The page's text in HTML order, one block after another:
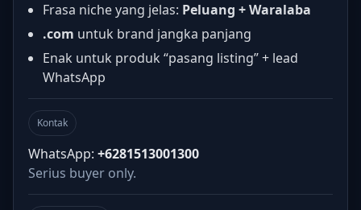
Frasa niche yang jelas: Peluang + Waralaba
.com untuk brand jangka panjang
Enak untuk produk “pasang listing” + lead
WhatsApp
Kontak
WhatsApp: +6281513001300
Serius buyer only.